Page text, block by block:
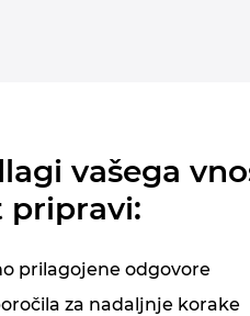
vašega
pripravi:
prilagojene odgovore
za nadaljnje korake